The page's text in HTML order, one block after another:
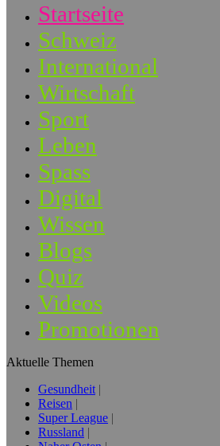
Startseite
Schweiz
International
Wirtschaft
Sport
Leben
Spass
Digital
Wissen
Blogs
Quiz
Videos
Promotionen
Aktuelle Themen
Gesundheit
Reisen
Super League
Russland